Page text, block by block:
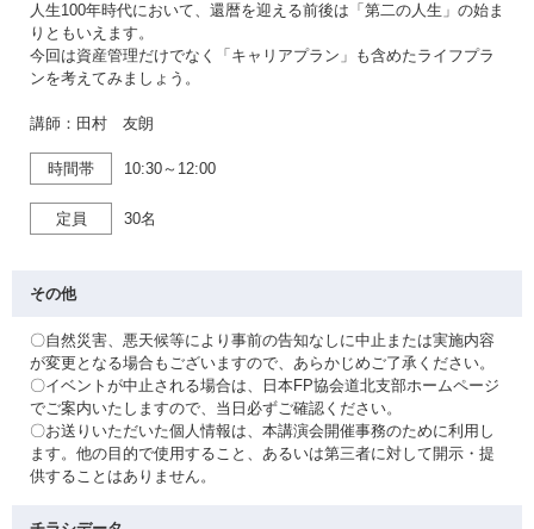
人生100年時代において、還暦を迎える前後は「第二の人生」の始ま
りともいえます。
今回は資産管理だけでなく「キャリアプラン」も含めたライフプラ
ンを考えてみましょう。
講師：田村 友朗
時間帯 10:30～12:00
定員 30名
その他
〇自然災害、悪天候等により事前の告知なしに中止または実施内容
が変更となる場合もございますので、あらかじめご了承ください。
〇イベントが中止される場合は、日本FP協会道北支部ホームページ
でご案内いたしますので、当日必ずご確認ください。
〇お送りいただいた個人情報は、本講演会開催事務のために利用し
ます。他の目的で使用すること、あるいは第三者に対して開示・提
供することはありません。